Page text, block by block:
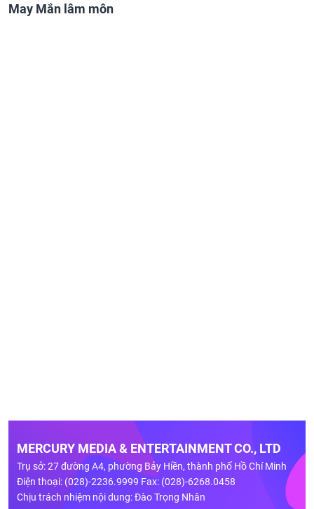
May Mắn lâm môn
MERCURY MEDIA & ENTERTAINMENT CO., LTD
Trụ sở: 27 đường A4, phường Bảy Hiền, thành phố Hồ Chí Minh
Điện thoại: (028)-2236.9999 Fax: (028)-6268.0458
Chịu trách nhiệm nội dung: Đào Trọng Nhân